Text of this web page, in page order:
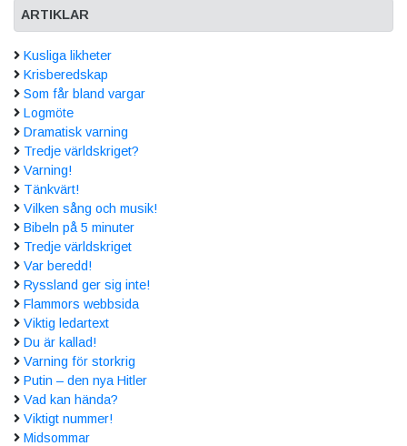
ARTIKLAR
Kusliga likheter
Krisberedskap
Som får bland vargar
Logmöte
Dramatisk varning
Tredje världskriget?
Varning!
Tänkvärt!
Vilken sång och musik!
Bibeln på 5 minuter
Tredje världskriget
Var beredd!
Ryssland ger sig inte!
Flammors webbsida
Viktig ledartext
Du är kallad!
Varning för storkrig
Putin – den nya Hitler
Vad kan hända?
Viktigt nummer!
Midsommar